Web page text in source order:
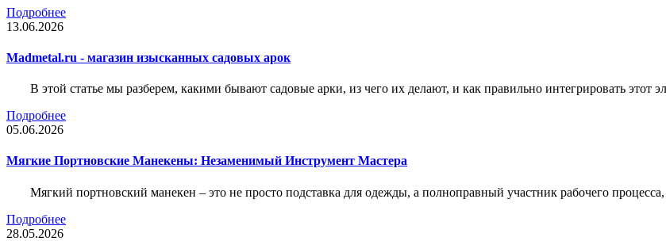
Подробнее
13.06.2026
Madmetal.ru - магазин изысканных садовых арок
В этой статье мы разберем, какими бывают садовые арки, из чего их делают, и как правильно интегрировать этот
Подробнее
05.06.2026
Мягкие Портновские Манекены: Незаменимый Инструмент Мастера
Мягкий портновский манекен – это не просто подставка для одежды, а полноправный участник рабочего
Подробнее
28.05.2026